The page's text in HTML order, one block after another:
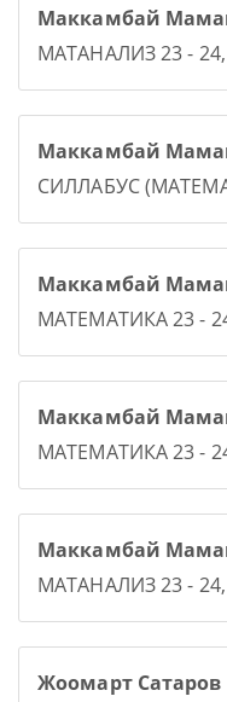
Маккамбай
МАТАНАЛИЗ 23 - 24,
Маккамбай
СИЛЛАБУС
Маккамбай
МАТЕМАТИКА 23 -
Маккамбай
МАТЕМАТИКА 23 -
Маккамбай
МАТАНАЛИЗ 23 - 24,
Жоомарт Сатаров